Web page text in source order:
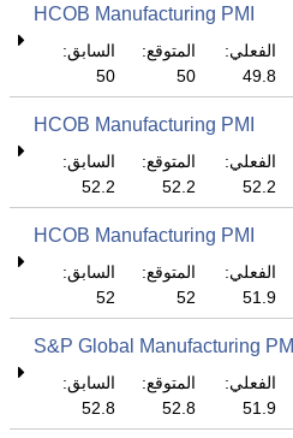
HCOB Manufacturing PMI
الفعلي:
49.8
المتوقع:
50
السابق:
50
HCOB Manufacturing PMI
الفعلي:
52.2
المتوقع:
52.2
السابق:
52.2
HCOB Manufacturing PMI
الفعلي:
51.9
المتوقع:
52
السابق:
52
S&P Global Manufacturing PMI
الفعلي:
51.9
المتوقع:
52.8
السابق:
52.8